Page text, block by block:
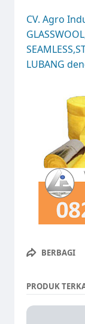
CV. Agro
LUBANG
BERBAGI
PRODUK